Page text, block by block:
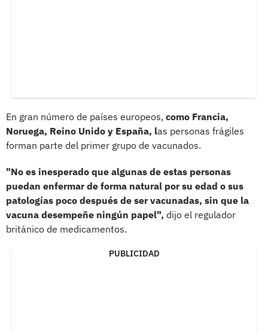
En gran número de países europeos, como Francia,
Noruega, Reino Unido y España, las personas frágiles
forman parte del primer grupo de vacunados.
"No es inesperado que algunas de estas personas
puedan enfermar de forma natural por su edad o sus
patologías poco después de ser vacunadas, sin que la
vacuna desempeñe ningún papel", dijo el regulador
británico de medicamentos.
PUBLICIDAD